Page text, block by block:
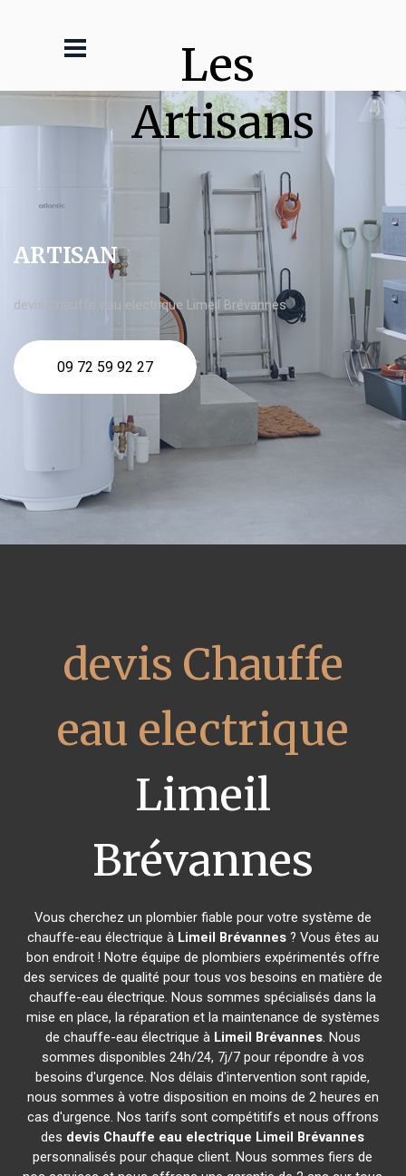
Les
Artisans
ARTISAN
devis Chauffe eau electrique Limeil Brévannes
09 72 59 92 27
devis Chauffe
eau electrique
Limeil
Brévannes
Vous cherchez un plombier fiable pour votre système de
chauffe-eau électrique à Limeil Brévannes? Vous êtes au
bon endroit ! Notre équipe de plombiers expérimentés offre
des services de qualité pour tous vos besoins en matière de
chauffe-eau électrique. Nous sommes spécialisés dans la
mise en place, la réparation et la maintenance de systèmes
de chauffe-eau électrique à Limeil Brévannes. Nous
sommes disponibles 24h/24, 7j/7 pour répondre à vos
besoins d'urgence. Nos délais d'intervention sont rapide,
nous sommes à votre disposition en moins de 2 heures en
cas d'urgence. Nos tarifs sont compétitifs et nous offrons
des devis Chauffe eau electrique Limeil Brévannes
personnalisés pour chaque client. Nous sommes fiers de